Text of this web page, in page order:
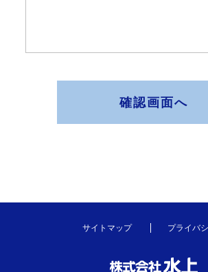
確認画面へ
サイトマップ プライバ